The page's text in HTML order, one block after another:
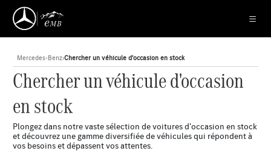
Mercedes-Benz›Chercher un véhicule d'occasion en stock
Chercher un véhicule d'occasion
en stock
Plongez dans notre vaste sélection de voitures d'occasion en stock
et découvrez une gamme diversifiée de véhicules qui répondent à
vos besoins et dépassent vos attentes.